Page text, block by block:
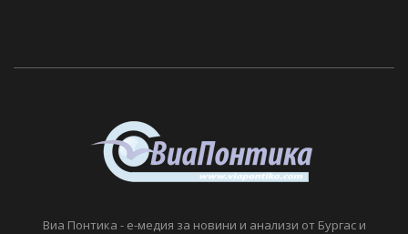
Виа Понтика - е-медия за новини и анализи от Бургас и